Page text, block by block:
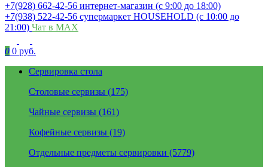
+7(928) 662-42-56 интернет-магазин (с 9:00 до 18:00)
+7(938) 522-42-56 супермаркет HOUSEHOLD (с 10:00 до
21:00) Чат в MAX
0 0 руб.
Сервировка стола
Столовые сервизы (175)
Чайные сервизы (161)
Кофейные сервизы (19)
Отдельные предметы сервировки (5779)